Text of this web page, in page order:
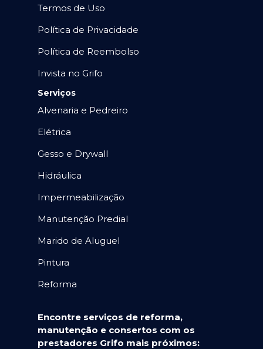
Termos de Uso
Política de Privacidade
Política de Reembolso
Invista no Grifo
Serviços
Alvenaria e Pedreiro
Elétrica
Gesso e Drywall
Hidráulica
Impermeabilização
Manutenção Predial
Marido de Aluguel
Pintura
Reforma
Encontre serviços de reforma,
manutenção e consertos com os
prestadores Grifo mais próximos: